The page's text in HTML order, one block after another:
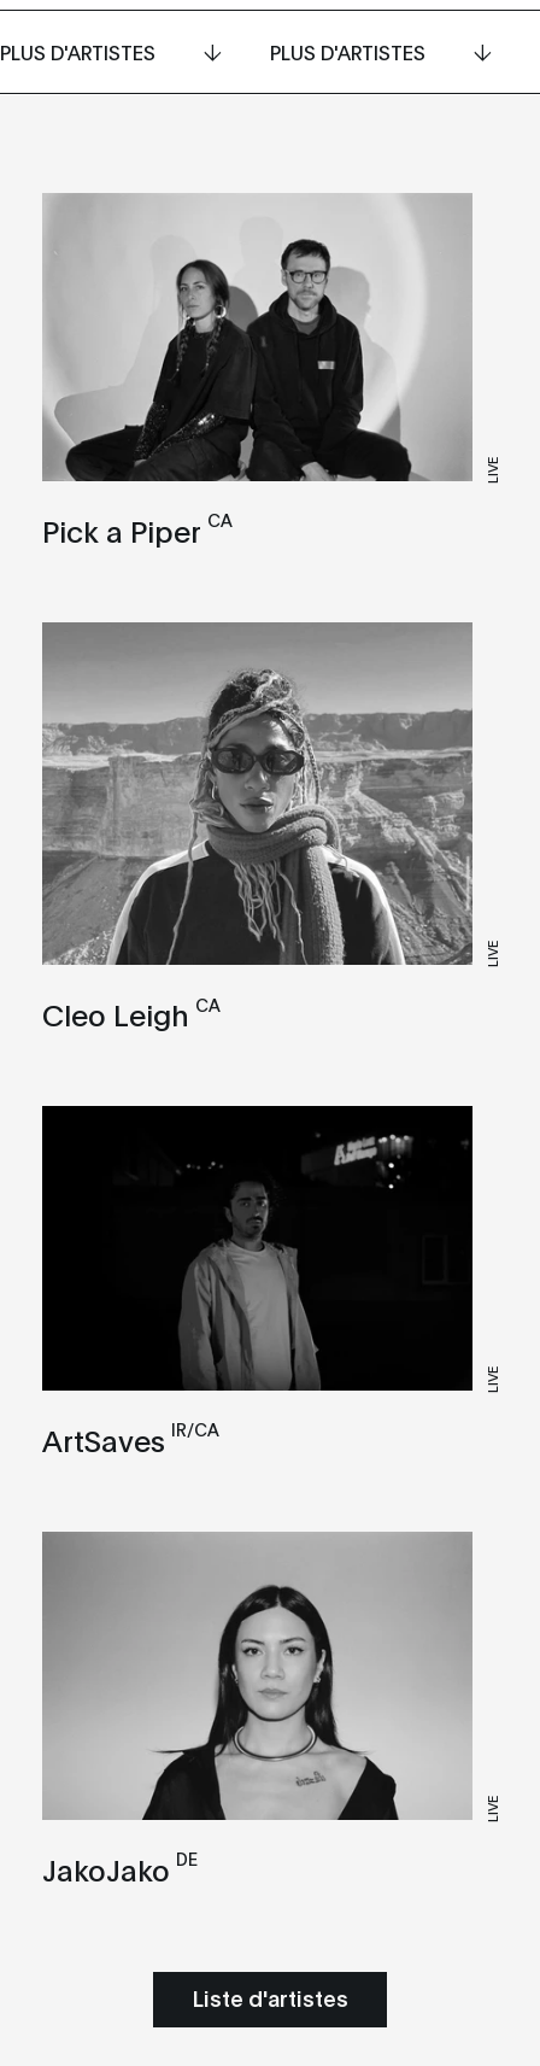
PLUS D'ARTISTES PLUS D'ARTISTES
LIVE
Pick a Piper CA
LIVE
Cleo Leigh CA
LIVE
ArtSaves IR/CA
LIVE
JakoJako DE
Liste d'artistes